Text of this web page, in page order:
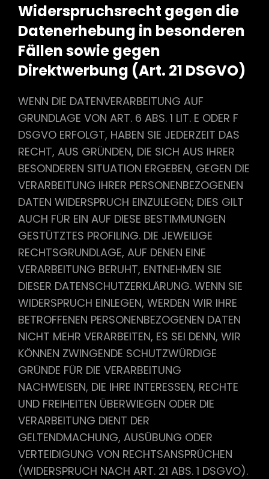
Widerspruchsrecht gegen die
Datenerhebung in besonderen
Fällen sowie gegen
Direktwerbung (Art. 21 DSGVO)
WENN DIE DATENVERARBEITUNG AUF
GRUNDLAGE VON ART. 6 ABS. 1 LIT. E ODER F
DSGVO ERFOLGT, HABEN SIE JEDERZEIT DAS
RECHT, AUS GRÜNDEN, DIE SICH AUS IHRER
BESONDEREN SITUATION ERGEBEN, GEGEN DIE
VERARBEITUNG IHRER PERSONENBEZOGENEN
DATEN WIDERSPRUCH EINZULEGEN; DIES GILT
AUCH FÜR EIN AUF DIESE BESTIMMUNGEN
GESTÜTZTES PROFILING. DIE JEWEILIGE
RECHTSGRUNDLAGE, AUF DENEN EINE
VERARBEITUNG BERUHT, ENTNEHMEN SIE
DIESER DATENSCHUTZERKLÄRUNG. WENN SIE
WIDERSPRUCH EINLEGEN, WERDEN WIR IHRE
BETROFFENEN PERSONENBEZOGENEN DATEN
NICHT MEHR VERARBEITEN, ES SEI DENN, WIR
KÖNNEN ZWINGENDE SCHUTZWÜRDIGE
GRÜNDE FÜR DIE VERARBEITUNG
NACHWEISEN, DIE IHRE INTERESSEN, RECHTE
UND FREIHEITEN ÜBERWIEGEN ODER DIE
VERARBEITUNG DIENT DER
GELTENDMACHUNG, AUSÜBUNG ODER
VERTEIDIGUNG VON RECHTSANSPRÜCHEN
(WIDERSPRUCH NACH ART. 21 ABS. 1 DSGVO).